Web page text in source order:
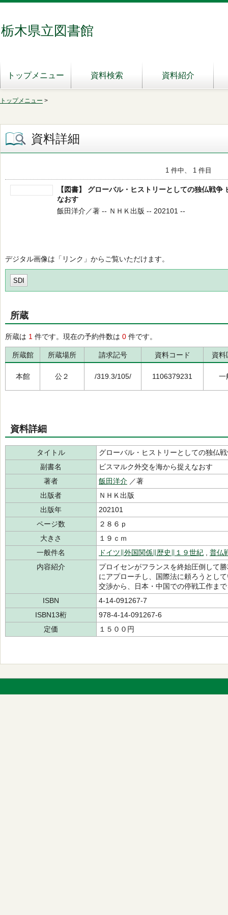
栃木県立図書館
トップメニュー 資料検索 資料紹介
トップメニュー >
資料詳細
1 件中、 1 件目
【図書】 グローバル・ヒストリーとしての独仏戦争
なおす
飯田洋介／著 -- ＮＨＫ出版 -- 202101 --
デジタル画像は「リンク」からご覧いただけます。
SDI
所蔵
所蔵は 1 件です。現在の予約件数は 0 件です。
所蔵館 所蔵場所 請求記号 資料コード 資料
本館 公２ /319.3/105/ 1106379231 一
資料詳細
タイトル
グローバル・ヒストリーとしての独仏
副書名
ビスマルク外交を海から捉えなおす
著者
飯田洋介 ／著
出版者
ＮＨＫ出版
出版年
202101
ページ数
２８６ｐ
大きさ
１９ｃｍ
一般件名
ドイツ∥外国関係∥歴史∥１９世紀
普仏
内容紹介
プロイセンがフランスを終始圧倒して
にアプローチし、国際法に頼ろうとし
交渉から、日本・中国での停戦工作ま
ISBN
4-14-091267-7
ISBN13桁
978-4-14-091267-6
定価
１５００円